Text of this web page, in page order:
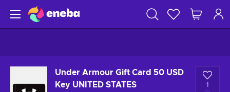
Under Armour Gift Card 50 USD
Key UNITED STATES
1